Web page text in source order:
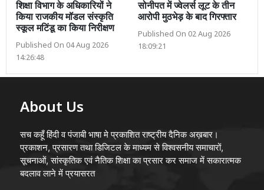
शिक्षा विभाग के अधिकारियों ने
किया राजकीय मॉडल संस्कृति
स्कूल मटिंडू का किया निरीक्षण
Published On 04 Aug 2026
14:26:48
सोनीपत में ज्वेलर्स लूट के तीन
आरोपी मुठभेड़ के बाद गिरफ्तार
Published On 02 Aug 2026
18:09:21
About Us
सच कहूँ हिंदी व पंजाबी भाषा मे प्रकाशित राष्ट्रीय दैनिक अख़बार।
प्रकाशन, प्रसारण तथा डिजिटल के माध्यम से विश्वसनीय समाचारों,
सूचनाओं, सांस्कृतिक एवं नैतिक शिक्षा का प्रसार कर समाज में सकारात्मक
बदलाव लाने में प्रयासरत